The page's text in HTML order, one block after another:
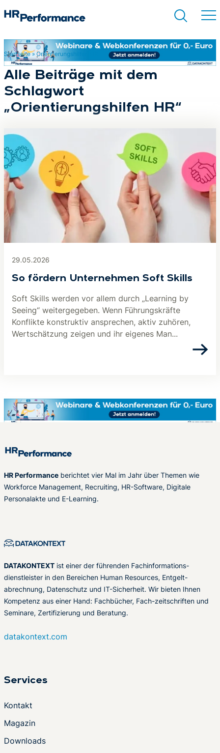
Suchen
Startseite» Orientierungshilfen HR
Alle Beiträge mit dem
Schlagwort
„Orientierungshilfen HR“
29.05.2026
So fördern Unternehmen Soft Skills
Soft Skills werden vor allem durch „Learning by
Seeing“ weitergegeben. Wenn Führungskräfte
Konflikte konstruktiv ansprechen, aktiv zuhören,
Wertschätzung zeigen und ihr eigenes Man...
HR Performance berichtet vier Mal im Jahr über Themen wie
Workforce Management, Recruiting, HR-Software, Digitale
Personalakte und E-Learning.
DATAKONTEXT ist einer der führenden Fachinformations-
dienstleister in den Bereichen Human Resources, Entgelt-
abrechnung, Datenschutz und IT-Sicherheit. Wir bieten Ihnen
Kompetenz aus einer Hand: Fachbücher, Fach-zeitschriften und
Seminare, Zertifizierung und Beratung.
datakontext.com
Services
Kontakt
Magazin
Downloads